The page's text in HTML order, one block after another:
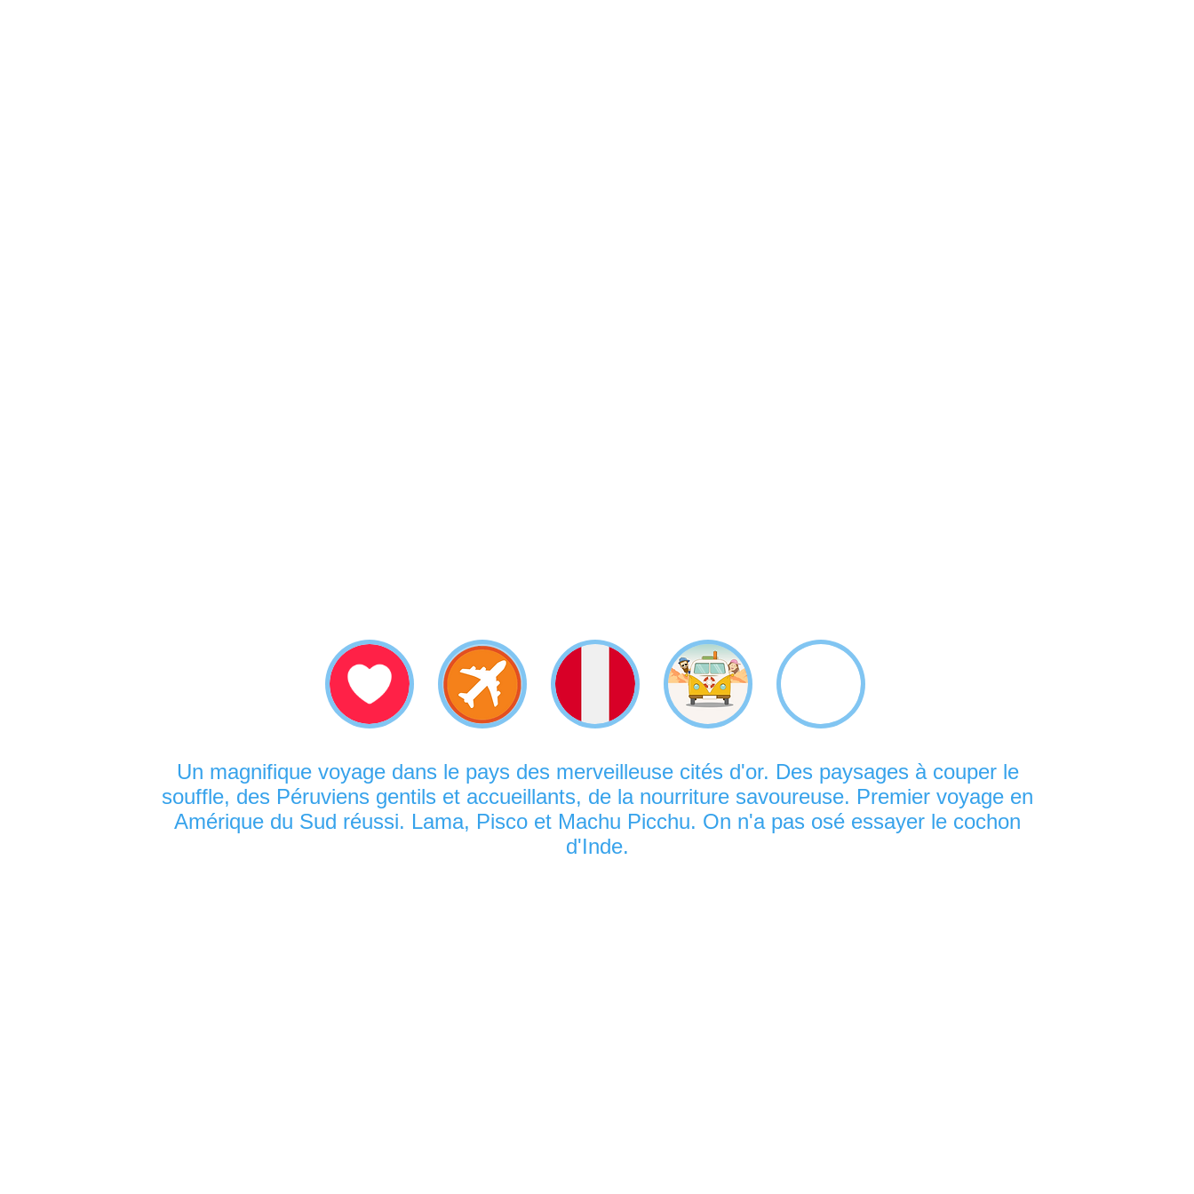
Un magnifique voyage dans le pays des merveilleuse cités d'or. Des paysages à couper le
souffle, des Péruviens gentils et accueillants, de la nourriture savoureuse. Premier voyage en
Amérique du Sud réussi. Lama, Pisco et Machu Picchu. On n'a pas osé essayer le cochon
d'Inde.